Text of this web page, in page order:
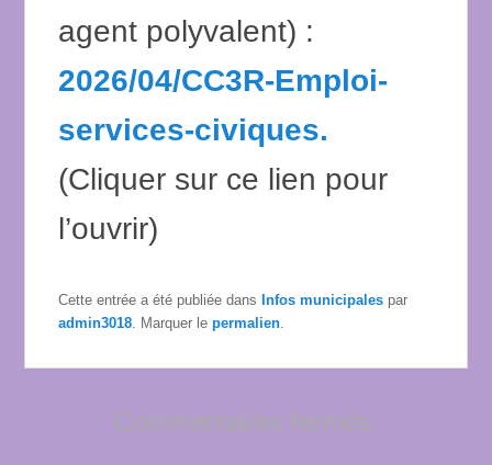
agent polyvalent) :
2026/04/CC3R-Emploi-
services-civiques.
(Cliquer sur ce lien pour
l’ouvrir)
Cette entrée a été publiée dans Infos municipales par
admin3018 . Marquer lepermalien
Commentaires fermés.